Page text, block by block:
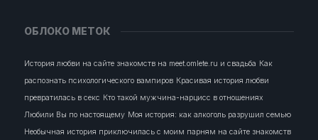
ОБЛОКО МЕТОК
История любви на сайте знакомств на meet.omlete.ru и свадьба Как
распознать психологического вампиров Красивая история любви
превратилась в секс Кто такой мужчина-нарцисс в отношениях
Любили Вы по настоящему Моя история: как алкоголь разрушил семью
Необычная история приключилась с моим парням на сайте знакомств